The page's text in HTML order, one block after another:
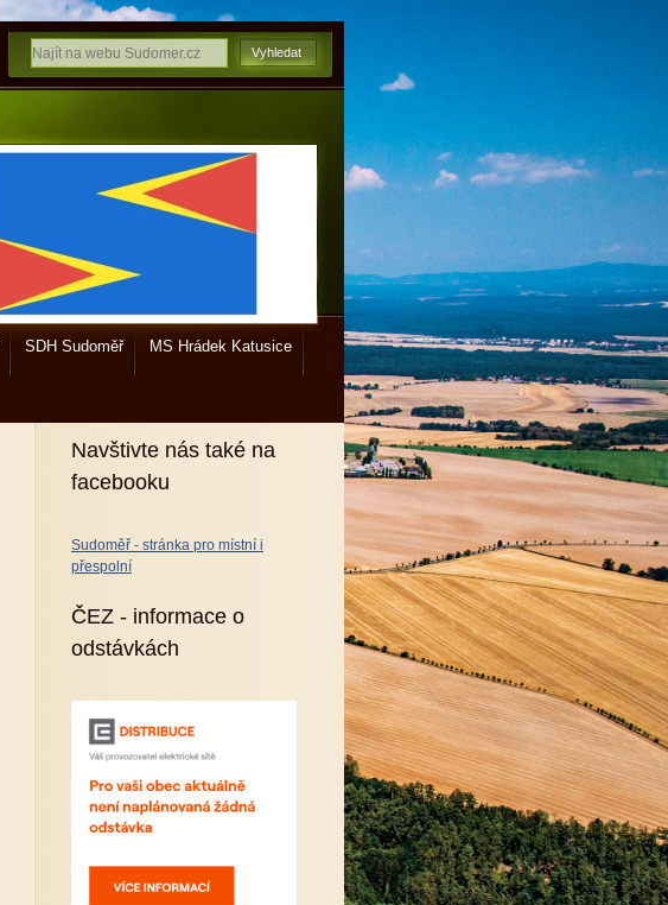
SDH Sudoměř MS Hrádek Katusice
Navštivte nás také na
facebooku
Sudoměř - stránka pro místní i
přespolní
ČEZ - informace o
odstávkách